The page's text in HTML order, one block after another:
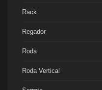
Rack
Regador
Roda
Roda Vertical